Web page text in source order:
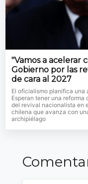
"Vamos a acelerar
Gobierno por las
de cara al 2027
El oficialismo planifica una
Esperan tener una reforma
del revival nacionalista en
chilena que avanza con
archipiélago